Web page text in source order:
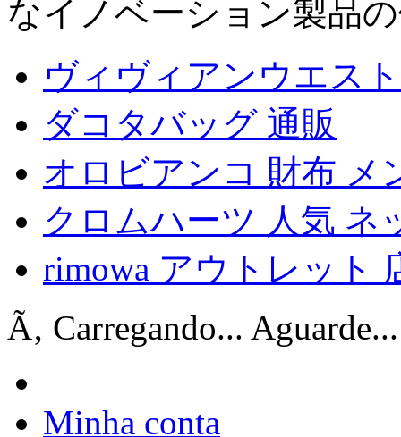
なイノベーション製品
ヴィヴィアンウエス
ダコタバッグ 通販
オロビアンコ 財布 メ
クロムハーツ 人気 ネ
rimowa アウトレット
Ã‚ Carregando... Aguarde...
Minha conta